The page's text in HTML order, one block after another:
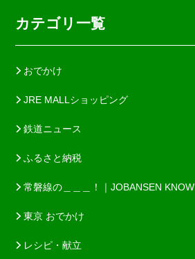
カテゴリ一覧
おでかけ
JRE MALLショッピング
鉄道ニュース
ふるさと納税
常磐線の＿＿＿！｜JOBANSEN KNOW
東京 おでかけ
レシピ・献立